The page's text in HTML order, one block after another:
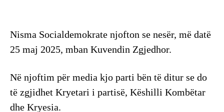
Nisma Socialdemokrate njofton se nesër, më datë
25 maj 2025, mban Kuvendin Zgjedhor.
Në njoftim për media kjo parti bën të ditur se do
të zgjidhet Kryetari i partisë, Këshilli Kombëtar
dhe Kryesia.